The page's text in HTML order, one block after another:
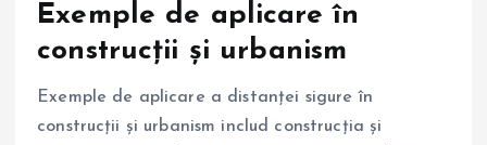
Exemple de aplicare în
construcții și urbanism
Exemple de aplicare a distanței sigure în
construcții și urbanism includ construcția și